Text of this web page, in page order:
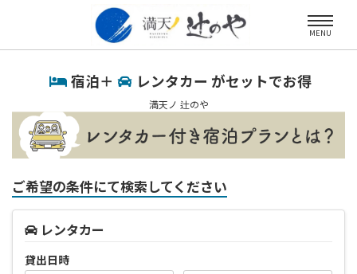
MENU
宿泊＋ レンタカー がセットでお得
満天ノ 辻のや
ご希望の条件にて検索してください
レンタカー
貸出日時